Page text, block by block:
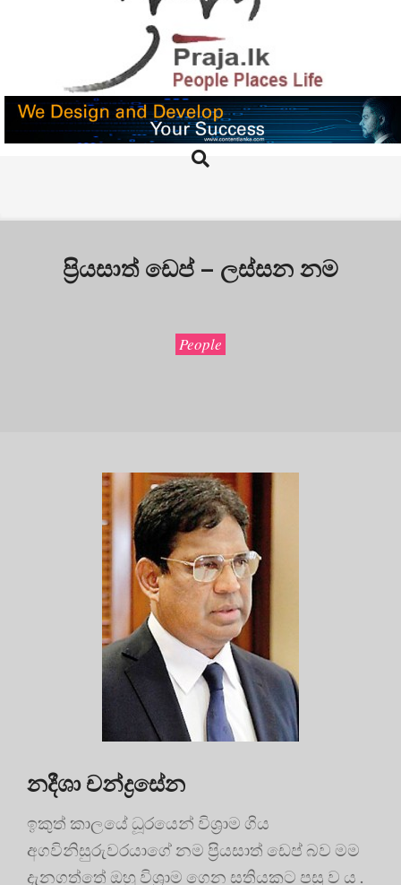
PRAJA.LK
Search
ප්‍රියසාත් ඩෙප් – ලස්සන නම
People
නදීශා චන්ද්‍රසේන
ඉකුත් කාලයේ ධූරයෙන් විශ්‍රාම ගිය
අගවිනිසුරුවරයාගේ නම ප්‍රියසාත් ඩෙප් බව මම
දැනගත්තේ ඔහු විශ්‍රාම ගෙන සතියකට පසු ව ය .